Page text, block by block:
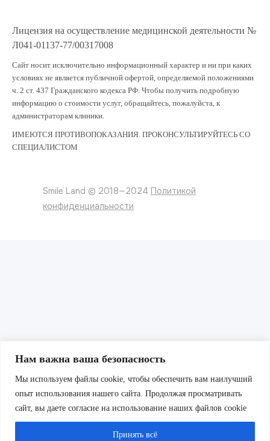
Нам важна ваша безопасность
Мы используем файлы cookie, чтобы обеспечить вам наилучший
опыт использования нашего сайта. Продолжая просматривать
сайт, вы даете согласие на использование наших файлов cookie
Принять всё
Лицензия на осуществление медицинской деятельности №
Л041-01137-77/00317008
Сайт носит исключительно информационный характер и ни при каких
условиях не является публичной офертой, определяемой положениями
ч. 2 ст. 437 Гражданского кодекса РФ. Чтобы получить подробную
информацию о стоимости услуг, обращайтесь, пожалуйста, к
администраторам клиники.
ИМЕЮТСЯ ПРОТИВОПОКАЗАНИЯ. ПРОКОНСУЛЬТИРУЙТЕСЬ СО
СПЕЦИАЛИСТОМ
Smile Land © 2018—2024 Политикой
конфиденциальности